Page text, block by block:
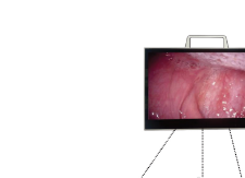
ENDOSKOPIE FAS-16